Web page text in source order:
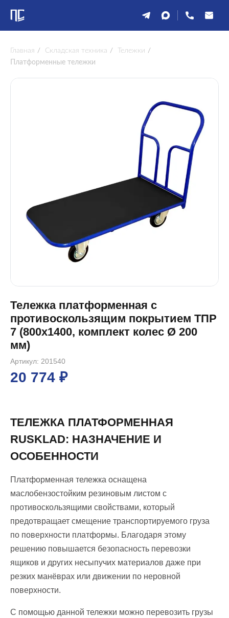
Главная / Складская техника / Тележки /
Платформенные тележки
Тележка платформенная с
противоскользящим покрытием ТПР
7 (800x1400, комплект колес Ø 200
мм)
Артикул: 201540
20 774 ₽
ТЕЛЕЖКА ПЛАТФОРМЕННАЯ
RUSKLAD: НАЗНАЧЕНИЕ И
ОСОБЕННОСТИ
Платформенная тележка оснащена
маслобензостойким резиновым листом с
противоскользящими свойствами, который
предотвращает смещение транспортируемого груза
по поверхности платформы. Благодаря этому
решению повышается безопасность перевозки
ящиков и других несыпучих материалов даже при
резких манёврах или движении по неровной
поверхности.
С помощью данной тележки можно перевозить грузы